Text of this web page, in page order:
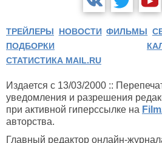
ТРЕЙЛЕРЫ НОВОСТИ ФИЛЬМЫ
ПОДБОРКИ
СТАТИСТИКА MAIL.RU
Издается с 13/03/2000 ::
уведомления и разрешения
при активной гиперссылке на
авторства.
Главный редактор онлайн-